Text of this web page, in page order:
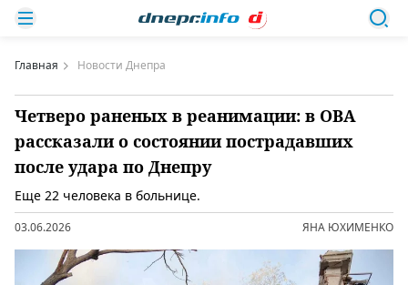
Главная Новости Днепра
Четверо раненых в реанимации: в ОВА
рассказали о состоянии пострадавших
после удара по Днепру
Еще 22 человека в больнице.
03.06.2026 ЯНА ЮХИМЕНКО